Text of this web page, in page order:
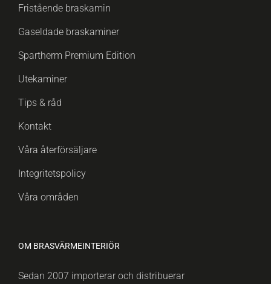
Fristående braskamin
Gaseldade braskaminer
Spartherm Premium Edition
Utekaminer
Tips & råd
Kontakt
Våra återförsäljare
Integritetspolicy
Våra områden
OM BRASVÄRMEINTERIÖR
Sedan 2007 importerar och distribuerar